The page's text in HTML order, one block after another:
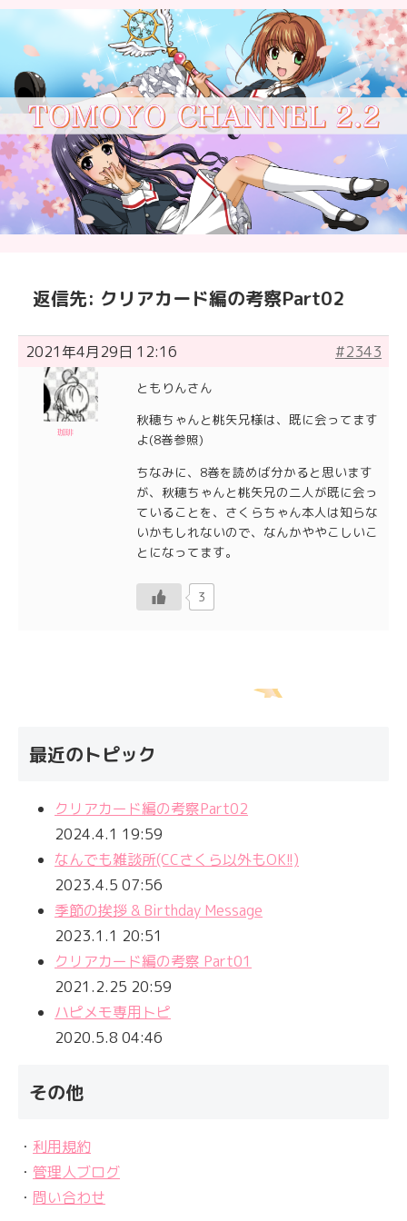
返信先: クリアカード編の考察Part02
2021年4月29日 12:16 #2343
珈琲
ともりんさん
秋穂ちゃんと桃矢兄様は、既に会ってます
よ(8巻参照)
ちなみに、8巻を読めば分かると思います
が、秋穂ちゃんと桃矢兄の二人が既に会っ
ていることを、さくらちゃん本人は知らな
いかもしれないので、なんかややこしいこ
とになってます。
3
最近のトピック
クリアカード編の考察Part02
2024.4.1 19:59
なんでも雑談所(CCさくら以外もOK!!)
2023.4.5 07:56
季節の挨拶 & Birthday Message
2023.1.1 20:51
クリアカード編の考察 Part01
2021.2.25 20:59
ハピメモ専用トピ
2020.5.8 04:46
その他
・ 利用規約
・ 管理人ブログ
・ 問い合わせ